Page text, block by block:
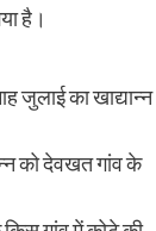
है।
जुलाई का खाद्यान्न
को देवखत गांव के